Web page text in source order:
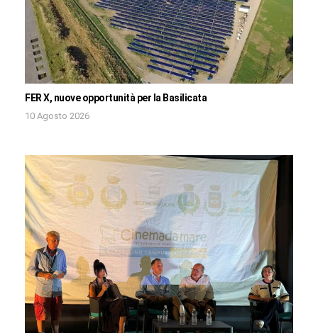
FER X, nuove opportunità per la Basilicata
10 Agosto 2026